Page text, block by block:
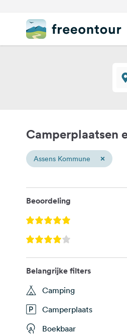
Camperplaatsen
Assens Kommune ×
Beoordeling
Belangrijke filters
Camping
Camperplaats
Boekbaar